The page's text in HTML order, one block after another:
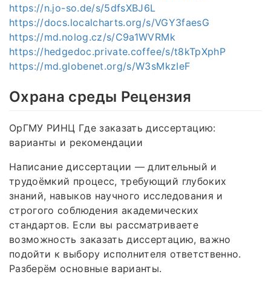
https://n.jo-so.de/s/5dfsXBJ6L
https://docs.localcharts.org/s/VGY3faesG
https://md.nolog.cz/s/C9a1WVRMk
https://hedgedoc.private.coffee/s/t8kTpXphP
https://md.globenet.org/s/W3sMkzIeF
Охрана среды Рецензия
ОрГМУ РИНЦ Где заказать диссертацию:
варианты и рекомендации
Написание диссертации — длительный и
трудоёмкий процесс, требующий глубоких
знаний, навыков научного исследования и
строгого соблюдения академических
стандартов. Если вы рассматриваете
возможность заказать диссертацию, важно
подойти к выбору исполнителя ответственно.
Разберём основные варианты.